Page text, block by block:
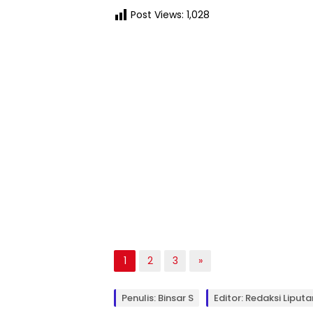
Post Views: 1,028
1 2 3 »
Penulis: Binsar S Editor: Redaksi